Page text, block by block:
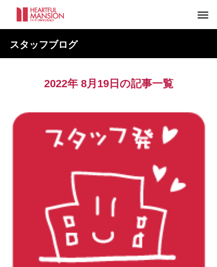
スタッフブログ
2022年 8月19日の記事一覧